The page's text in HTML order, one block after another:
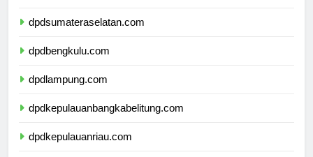
dpdsumateraselatan.com
dpdbengkulu.com
dpdlampung.com
dpdkepulauanbangkabelitung.com
dpdkepulauanriau.com